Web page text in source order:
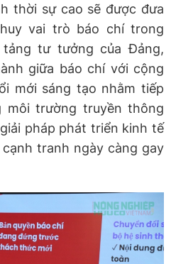
thời sự cao sẽ được đưa
vai trò báo chí trong
tư tưởng của Đảng,
giữa báo chí với cộng
mới sáng tạo nhằm tiếp
môi trường truyền thông
pháp phát triển kinh tế
tranh ngày càng gay